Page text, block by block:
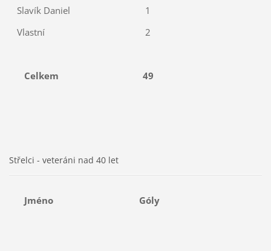
Slavík Daniel
1
Vlastní
2
Celkem 49
Střelci - veteráni nad 40 let
Jméno Góly